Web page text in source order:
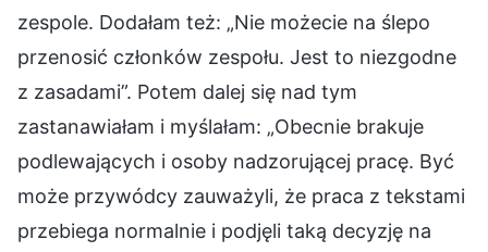
zespole. Dodałam też: „Nie możecie na ślepo
przenosić członków zespołu. Jest to niezgodne
z zasadami”. Potem dalej się nad tym
zastanawiałam i myślałam: „Obecnie brakuje
podlewających i osoby nadzorującej pracę. Być
może przywódcy zauważyli, że praca z tekstami
przebiega normalnie i podjęli taką decyzję na